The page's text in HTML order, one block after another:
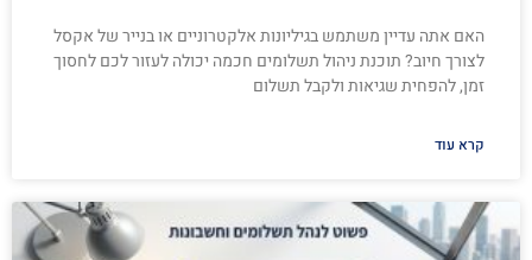
האם אתה עדיין משתמש בגיליונות אלקטרוניים או בנייר של אקסל
לצורך חיוב? תוכנת ניהול תשלומים חכמה יכולה לעזור לכם לחסוך
זמן, להפחית שגיאות ולקבל תשלום
קרא עוד